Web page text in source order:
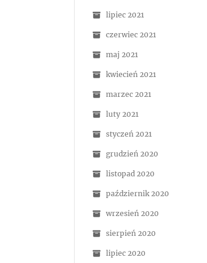
lipiec 2021
czerwiec 2021
maj 2021
kwiecień 2021
marzec 2021
luty 2021
styczeń 2021
grudzień 2020
listopad 2020
październik 2020
wrzesień 2020
sierpień 2020
lipiec 2020